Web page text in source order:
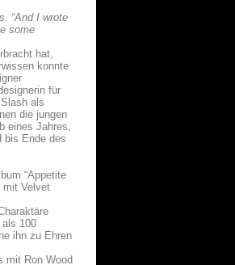
“And I wrote
some
hat,
konnte
für
als
die jungen
eines Jahres,
bis Ende des
“Appetite
mit Velvet
als 100
ihn zu Ehren
mit Ron Wood